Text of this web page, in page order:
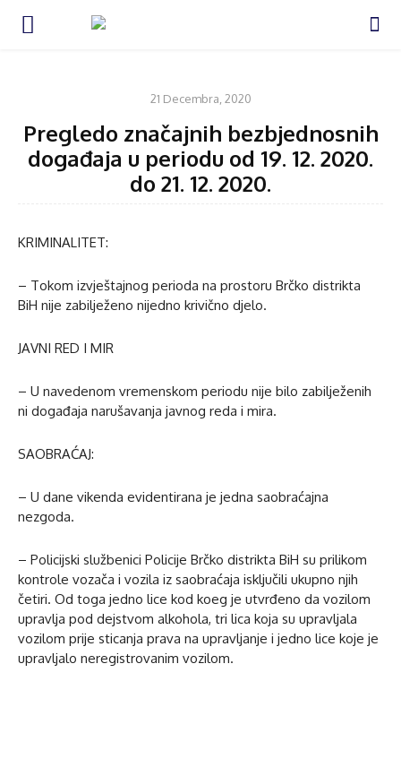
21 Decembra, 2020
Pregledo značajnih bezbjednosnih
događaja u periodu od 19. 12. 2020.
do 21. 12. 2020.
KRIMINALITET:
– Tokom izvještajnog perioda na prostoru Brčko distrikta
BiH nije zabilježeno nijedno krivično djelo.
JAVNI RED I MIR
– U navedenom vremenskom periodu nije bilo zabilježenih
ni događaja narušavanja javnog reda i mira.
SAOBRAĆAJ:
– U dane vikenda evidentirana je jedna saobraćajna
nezgoda.
– Policijski službenici Policije Brčko distrikta BiH su prilikom
kontrole vozača i vozila iz saobraćaja isključili ukupno njih
četiri. Od toga jedno lice kod koeg je utvrđeno da vozilom
upravlja pod dejstvom alkohola, tri lica koja su upravljala
vozilom prije sticanja prava na upravljanje i jedno lice koje je
upravljalo neregistrovanim vozilom.